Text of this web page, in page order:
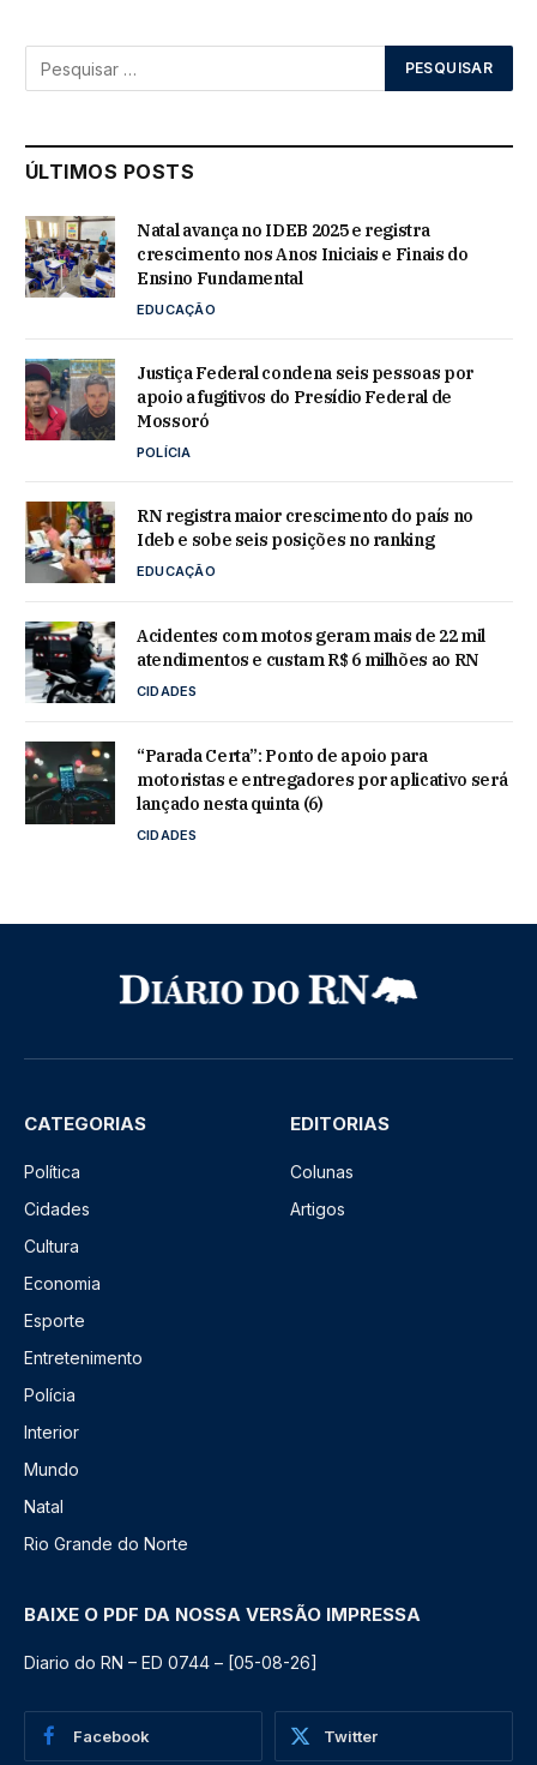
ÚLTIMOS POSTS
Natal avança no IDEB 2025 e registra
crescimento nos Anos Iniciais e Finais do
Ensino Fundamental
EDUCAÇÃO
Justiça Federal condena seis pessoas por
apoio a fugitivos do Presídio Federal de
Mossoró
POLÍCIA
RN registra maior crescimento do país no
Ideb e sobe seis posições no ranking
EDUCAÇÃO
Acidentes com motos geram mais de 22 mil
atendimentos e custam R$ 6 milhões ao RN
CIDADES
“Parada Certa”: Ponto de apoio para
motoristas e entregadores por aplicativo será
lançado nesta quinta (6)
CIDADES
CATEGORIAS
Política
Cidades
Cultura
Economia
Esporte
Entretenimento
Polícia
Interior
Mundo
Natal
Rio Grande do Norte
EDITORIAS
Colunas
Artigos
BAIXE O PDF DA NOSSA VERSÃO IMPRESSA
Diario do RN – ED 0744 – [05-08-26]
Facebook Twitter